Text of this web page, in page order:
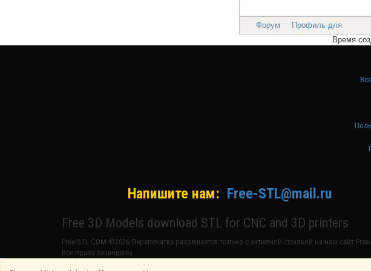
Форум
Профиль для
Время
Напишите нам: Free-STL@mail.ru
Free 3D Models download STL for CNC and 3D printers
Free-STL.COM ©2026 Перепечатка разрешается только с активной ссылкой на наш сайт Free-
Все права защищены.